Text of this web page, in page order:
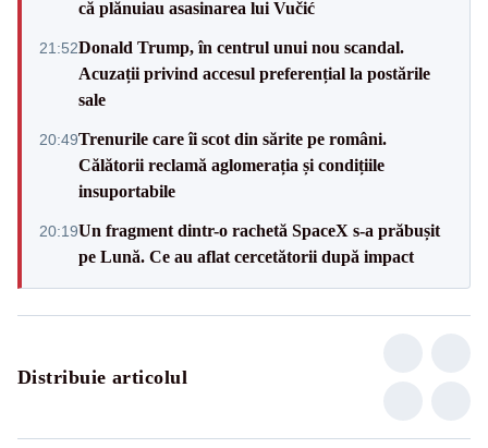
că plănuiau asasinarea lui Vučić
21:52Donald Trump, în centrul unui nou scandal.
Acuzații privind accesul preferențial la postările
sale
20:49Trenurile care îi scot din sărite pe români.
Călătorii reclamă aglomerația și condițiile
insuportabile
20:19Un fragment dintr-o rachetă SpaceX s-a prăbușit
pe Lună. Ce au aflat cercetătorii după impact
Distribuie articolul